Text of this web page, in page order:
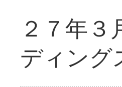
２７年
ディング